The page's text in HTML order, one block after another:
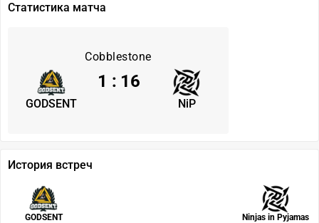
Статистика матча
Cobblestone
GODSENT NiP
1 : 16
История встреч
GODSENT Ninjas in Pyjamas